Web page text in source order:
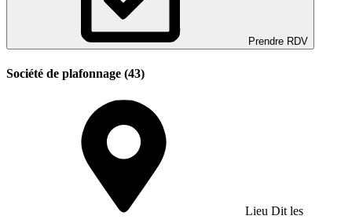
Prendre RDV
Société de plafonnage (43)
Lieu Dit les